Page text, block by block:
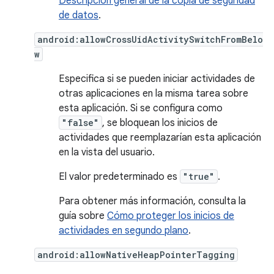
de datos.
android:allowCrossUidActivitySwitchFromBelo
w
Especifica si se pueden iniciar actividades de
otras aplicaciones en la misma tarea sobre
esta aplicación. Si se configura como
"false" , se bloquean los inicios de
actividades que reemplazarían esta aplicación
en la vista del usuario.
El valor predeterminado es
"true" .
Para obtener más información, consulta la
guía sobre Cómo proteger los inicios de
actividades en segundo plano.
android:allowNativeHeapPointerTagging